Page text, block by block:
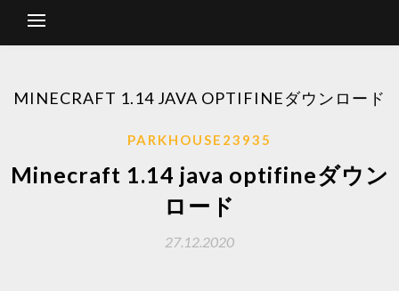
MINECRAFT 1.14 JAVA OPTIFINEダウンロード
PARKHOUSE23935
Minecraft 1.14 java optifineダウン
ロード
27.12.2020